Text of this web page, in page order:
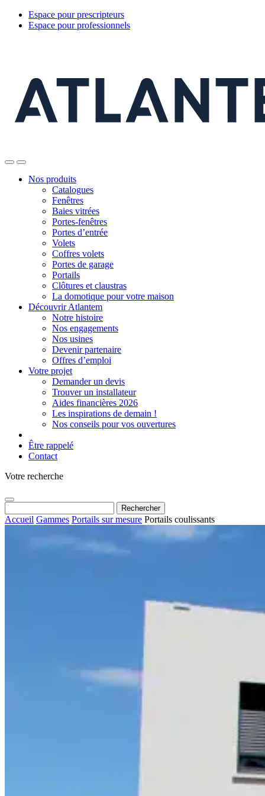
Espace pour prescripteurs
Espace pour professionnels
Nos produits
Catalogues
Fenêtres
Baies vitrées
Portes-fenêtres
Portes d’entrée
Volets
Coffres volets
Portes de garage
Portails
Clôtures et claustras
La domotique pour votre maison
Découvrir Atlantem
Notre histoire
Nos engagements
Nos usines
Devenir partenaire
Offres d’emploi
Votre projet
Demander un devis
Trouver un installateur
Aides financières 2026
Les inspirations de demain !
Nos conseils pour vos ouvertures
Être rappelé
Contact
Votre recherche
Accueil Gammes Portails sur mesure Portails coulissants